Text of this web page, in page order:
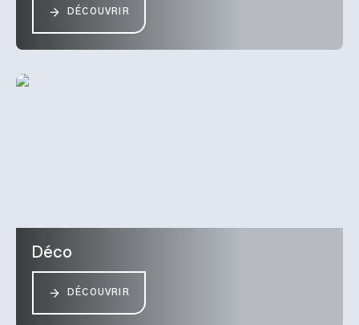
DÉCOUVRIR
Déco
DÉCOUVRIR